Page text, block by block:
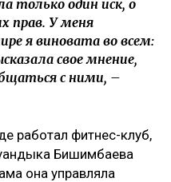
только один иск, о
прав. У меня
я виновата во всем:
свое мнение,
с ними, –
работал фитнес-клуб,
Бишимбаева
она управляла